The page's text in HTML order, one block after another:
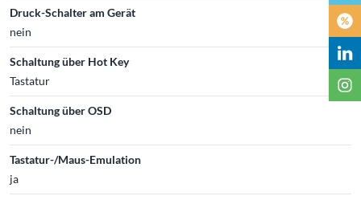
Druck-Schalter am Gerät
nein
Schaltung über Hot Key
Tastatur
Schaltung über OSD
nein
Tastatur-/Maus-Emulation
ja